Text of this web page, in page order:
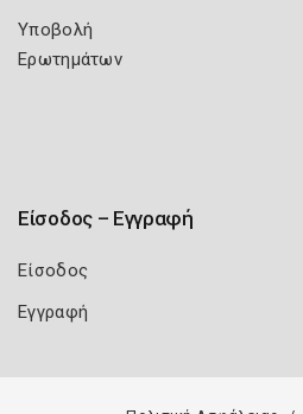
Υποβολή
Ερωτημάτων
Είσοδος – Εγγραφή
Είσοδος
Εγγραφή